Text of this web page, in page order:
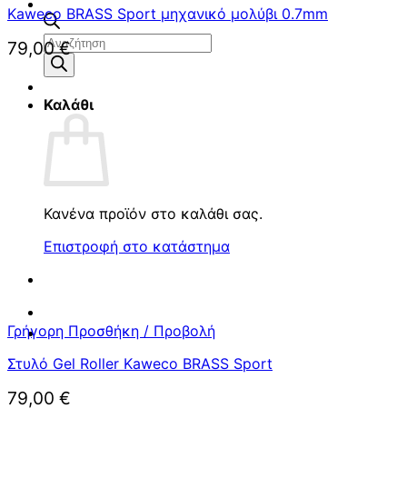
Αναζήτηση
προϊόντων
Καλάθι
Κανένα προϊόν στο καλάθι σας.
Επιστροφή στο κατάστημα
Kaweco BRASS Sport μηχανικό μολύβι 0.7mm
79,00€
Γρήγορη Προσθήκη / Προβολή
Στυλό Gel Roller Kaweco BRASS Sport
79,00 €